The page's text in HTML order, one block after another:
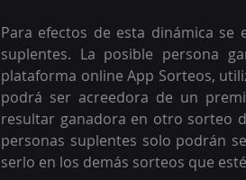
Para efectos de esta dinámica se
suplentes. La posible persona
plataforma online App Sorteos,
podrá ser acreedora de un
resultar ganadora en otro sorteo
personas suplentes solo podrán
serlo en los demás sorteos que